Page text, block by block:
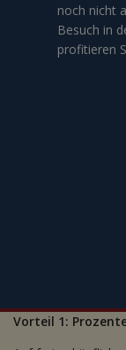
noch nicht
Besuch in
profitieren
Vorteil 1: